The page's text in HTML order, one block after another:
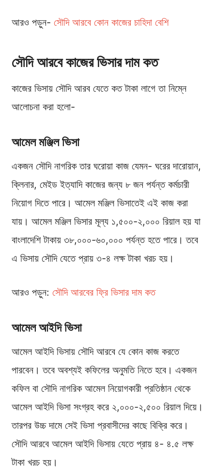
আরও পড়ুন- সৌদি আরবে কোন কাজের চাহিদা বেশি
সৌদি আরবে কাজের ভিসার দাম কত
কাজের ভিসায় সৌদি আরব যেতে কত টাকা লাগে তা নিম্নে
আলোচনা করা হলো-
আমেল মঞ্জিল ভিসা
একজন সৌদি নাগরিক তার ঘরোয়া কাজ যেমন- ঘরের দারোয়ান,
ক্লিনার, মেইড ইত্যাদি কাজের জন্য ৮ জন পর্যন্ত কর্মচারী
নিয়োগ দিতে পারে। আমেল মঞ্জিল ভিসাতেই এই কাজ করা
যায়। আমেল মঞ্জিল ভিসার মূল্য ১,৫০০-২,০০০ রিয়াল হয় যা
বাংলাদেশি টাকায় ৩৮,০০০-৬০,০০০ পর্যন্ত হতে পারে। তবে
এ ভিসায় সৌদি যেতে প্রায় ৩-৪ লক্ষ টাকা খরচ হয়।
আরও পড়ুন: সৌদি আরবের ফ্রি ভিসার দাম কত
আমেল আইদি ভিসা
আমেল আইদি ভিসায় সৌদি আরবে যে কোন কাজ করতে
পারবেন। তবে অবশ্যই কফিলের অনুমতি নিতে হবে। একজন
কফিল বা সৌদি নাগরিক আমেল নিয়োগকারী প্রতিষ্ঠান থেকে
আমেল আইদি ভিসা সংগ্রহ করে ২,০০০-২,৫০০ রিয়াল দিয়ে।
তারপর উচ্চ দামে সেই ভিসা প্রবাসীদের কাছে বিক্রি করে।
সৌদি আরবে আমেল আইদি ভিসায় যেতে প্রায় ৪- ৪.৫ লক্ষ
টাকা খরচ হয়।